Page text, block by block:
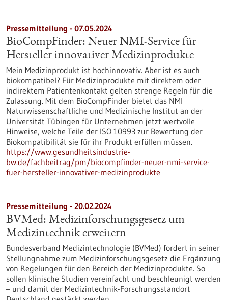
Pressemitteilung - 07.05.2024
BioCompFinder: Neuer NMI-Service für
Hersteller innovativer Medizinprodukte
Mein Medizinprodukt ist hochinnovativ. Aber ist es auch
biokompatibel? Für Medizinprodukte mit direktem oder
indirektem Patientenkontakt gelten strenge Regeln für die
Zulassung. Mit dem BioCompFinder bietet das NMI
Naturwissenschaftliche und Medizinische Institut an der
Universität Tübingen für Unternehmen jetzt wertvolle
Hinweise, welche Teile der ISO 10993 zur Bewertung der
Biokompatibilität sie für ihr Produkt erfüllen müssen.
https://www.gesundheitsindustrie-
bw.de/fachbeitrag/pm/biocompfinder-neuer-nmi-service-
fuer-hersteller-innovativer-medizinprodukte
Pressemitteilung - 20.02.2024
BVMed: Medizinforschungsgesetz um
Medizintechnik erweitern
Bundesverband Medizintechnologie (BVMed) fordert in seiner
Stellungnahme zum Medizinforschungsgesetz die Ergänzung
von Regelungen für den Bereich der Medizinprodukte. So
sollen klinische Studien vereinfacht und beschleunigt werden
– und damit der Medizintechnik-Forschungsstandort